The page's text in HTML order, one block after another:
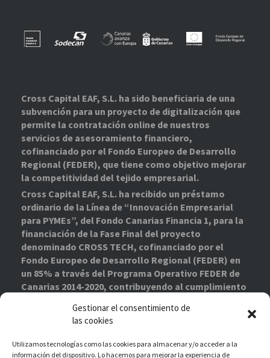
Gestionar el consentimiento de
las cookies
Utilizamos tecnologías como las cookies para almacenar y/o acceder a la
información del dispositivo. Lo hacemos para mejorar la experiencia de
Cross Capital EAF, S.L. ha sido beneficiaria de una
subvención para un proyecto de digitalización que
permite la contratación online de nuestros
servicios de asesoramiento financiero,
cofinanciado por el Fondo Europeo de Desarrollo
Regional (FEDER), que tiene como objetivo mejorar
la competitividad del tejido empresarial.
Cross Capital EAF, S.L. ha recibido un préstamo
ordinario de la Línea de “Innovación Empresarial
para PYMEs”, del Fondo Canarias Financia 1, para la
financiación de la Fase Final del proyecto
denominado CROSS TECH, cofinanciado por el
Fondo Europeo de Desarrollo Regional (FEDER) en
un 85% a través del Programa Operativo FEDER de
Canarias 2014-2020, contribuyendo al cumplimiento
investigación, el desarrollo tecnológico y la
innovación”.
Proyecto Financiado–Enlace de interés